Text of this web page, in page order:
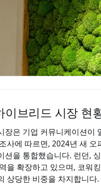
이브리드 시장 현
장은 기업 커뮤니케이션이
사에 따르면, 2024년 새
션을 통합했습니다. 런던,
을 확장하고 있으며, 코워
상당한 비중을 차지합니다.